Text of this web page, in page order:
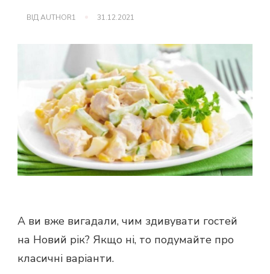
ВІДAUTHOR1 31.12.2021
А ви вже вигадали, чим здивувати гостей
на Новий рік? Якщо ні, то подумайте про
класичні варіанти.